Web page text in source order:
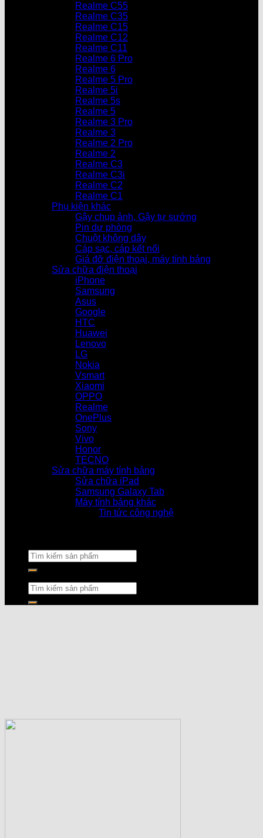
Realme C55
Realme C35
Realme C15
Realme C12
Realme C11
Realme 6 Pro
Realme 6
Realme 5 Pro
Realme 5i
Realme 5s
Realme 5
Realme 3 Pro
Realme 3
Realme 2 Pro
Realme 2
Realme C3
Realme C3i
Realme C2
Realme C1
Phụ kiện khác
Gậy chụp ảnh, Gậy tự sướng
Pin dự phòng
Chuột không dây
Cáp sạc, cáp kết nối
Giá đỡ điện thoại, máy tính bảng
Sửa chữa điện thoại
iPhone
Samsung
Asus
Google
HTC
Huawei
Lenovo
LG
Nokia
Vsmart
Xiaomi
OPPO
Realme
OnePlus
Sony
Vivo
Honor
TECNO
Sửa chữa máy tính bảng
Sửa chữa iPad
Samsung Galaxy Tab
Máy tính bảng khác
Tin tức công nghệ